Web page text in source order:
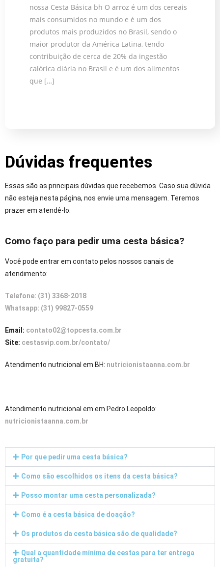
nossa Cesta Básica bh O arroz é um dos cereais
mais consumidos no mundo e é um dos
produtos mais produzidos no Brasil, sendo o
maior produtor da América Latina, tendo
contribuição de cerca de 20% da ingestão
calórica diária no Brasil e é um dos alimentos
que […]
Dúvidas frequentes
Essas são as principais dúvidas que recebemos. Caso sua dúvida
não esteja nesta página, nos envie uma mensagem. Teremos
prazer em atendê-lo.
Como faço para pedir uma cesta básica?
Você pode entrar em contato pelos nossos canais de
atendimento:
Telefone: (31) 3368-2018
Whatsapp: (31) 99827-0559
Email: contato02@topcesta.com.br
Site: cestasvip.com.br/contato/
Atendimento nutricional em BH: nutricionistaanna.com.br
Atendimento nutricional em em Pedro Leopoldo:
nutricionistaanna.com.br
Por que pedir uma cesta básica?
Como são escolhidos os itens da cesta básica?
Posso montar uma cesta personalizada?
Como é a cesta básica de doação?
Os produtos da cesta básica são de qualidade?
Qual a quantidade mínima de cestas para ter entrega
gratuita?